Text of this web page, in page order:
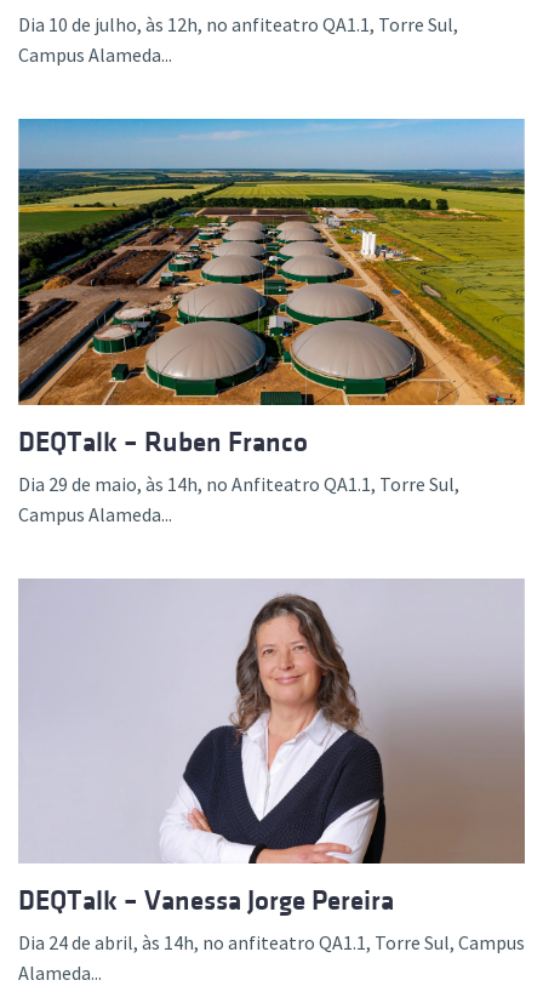
Dia 10 de julho, às 12h, no anfiteatro QA1.1, Torre Sul,
Campus Alameda...
DEQTalk – Ruben Franco
Dia 29 de maio, às 14h, no Anfiteatro QA1.1, Torre Sul,
Campus Alameda...
DEQTalk – Vanessa Jorge Pereira
Dia 24 de abril, às 14h, no anfiteatro QA1.1, Torre Sul, Campus
Alameda...